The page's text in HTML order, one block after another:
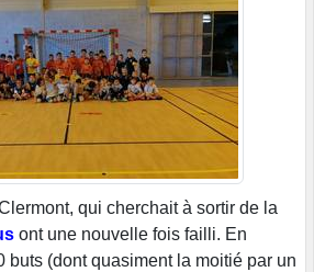
qui cherchait à sortir de la
ont une nouvelle fois failli. En
buts (dont quasiment la moitié par un